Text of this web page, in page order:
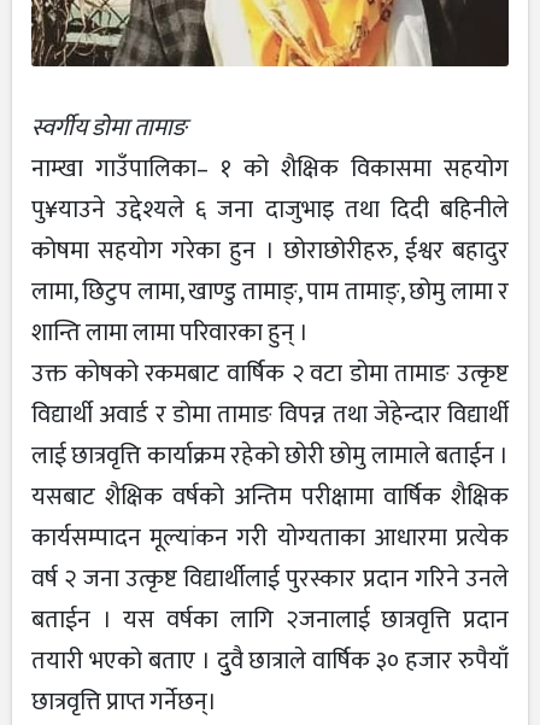
स्वर्गीय डोमा तामाङ
नाम्खा गाउँपालिका– १ को शैक्षिक विकासमा सहयोग
पु¥याउने उद्देश्यले ६ जना दाजुभाइ तथा दिदी बहिनीले
कोषमा सहयोग गरेका हुन । छोराछोरीहरु, ईश्वर बहादुर
लामा, छिटुप लामा, खाण्डु तामाङ्, पाम तामाङ्, छोमु लामा र
शान्ति लामा लामा परिवारका हुन् ।
उक्त कोषको रकमबाट वार्षिक २ वटा डोमा तामाङ उत्कृष्ट
विद्यार्थी अवार्ड र डोमा तामाङ विपन्न तथा जेहेन्दार विद्यार्थी
लाई छात्रवृत्ति कार्याक्रम रहेको छोरी छोमु लामाले बताईन ।
यसबाट शैक्षिक वर्षको अन्तिम परीक्षामा वार्षिक शैक्षिक
कार्यसम्पादन मूल्यांकन गरी योग्यताका आधारमा प्रत्येक
वर्ष २ जना उत्कृष्ट विद्यार्थीलाई पुरस्कार प्रदान गरिने उनले
बताईन । यस वर्षका लागि २जनालाई छात्रवृत्ति प्रदान
तयारी भएको बताए । दुुवै छात्राले वार्षिक ३० हजार रुपैयाँ
छात्रवृत्ति प्राप्त गर्नेछन्।